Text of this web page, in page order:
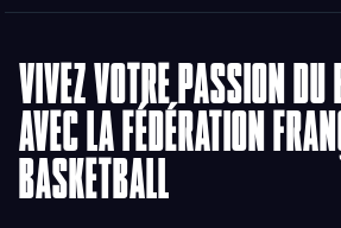
VIVEZ VOTRE PASSION DU
AVEC LA FÉDÉRATION
BASKETBALL